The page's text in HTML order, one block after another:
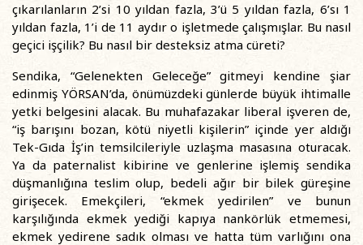
çıkarılanların 2’si 10 yıldan fazla, 3’ü 5 yıldan fazla, 6’sı 1
yıldan fazla, 1’i de 11 aydır o işletmede çalışmışlar. Bu nasıl
geçici işçilik? Bu nasıl bir desteksiz atma cüreti?
Sendika, “Gelenekten Geleceğe” gitmeyi kendine şiar
edinmiş YÖRSAN’da, önümüzdeki günlerde büyük ihtimalle
yetki belgesini alacak. Bu muhafazakar liberal işveren de,
“iş barışını bozan, kötü niyetli kişilerin” içinde yer aldığı
Tek-Gıda İş’in temsilcileriyle uzlaşma masasına oturacak.
Ya da paternalist kibirine ve genlerine işlemiş sendika
düşmanlığına teslim olup, bedeli ağır bir bilek güreşine
girişecek. Emekçileri, “ekmek yedirilen” ve bunun
karşılığında ekmek yediği kapıya nankörlük etmemesi,
ekmek yedirene sadık olması ve hatta tüm varlığını ona